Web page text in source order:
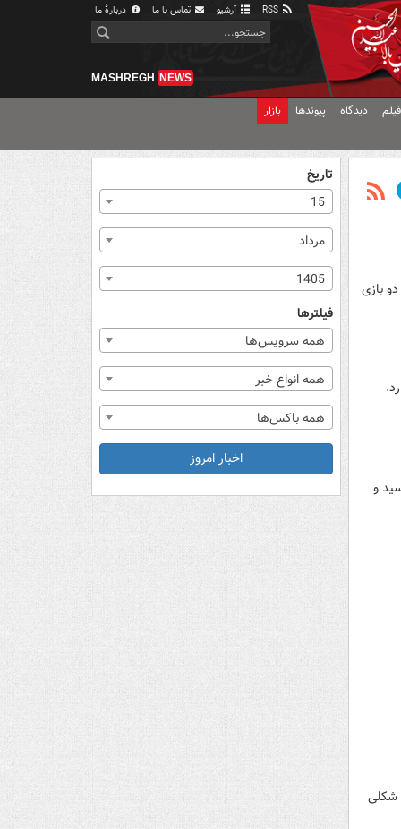
آرشیو تماس با ما دربارهٔ ما
MASHREGH NEWS
دیدگاه پیوندها بازار
بازی
و
۶۷ کیلوگرم سال ۲۰۲۳ جهان را به شکلی
تاریخ
15
مرداد
1405
فیلترها
همه سرویس‌ها
همه انواع خبر
همه باکس‌ها
اخبار امروز